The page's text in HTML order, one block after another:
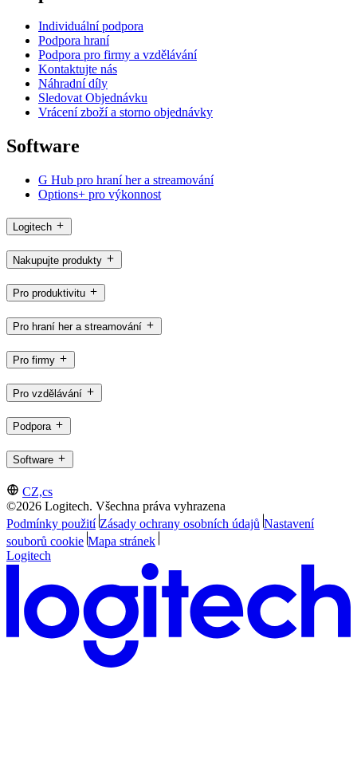
Individuální podpora
Podpora hraní
Podpora pro firmy a vzdělávání
Kontaktujte nás
Náhradní díly
Sledovat Objednávku
Vrácení zboží a storno objednávky
Software
G Hub pro hraní her a streamování
Options+ pro výkonnost
Logitech
Nakupujte produkty
Pro produktivitu
Pro hraní her a streamování
Pro firmy
Pro vzdělávání
Podpora
Software
CZ,cs
©2026 Logitech. Všechna práva vyhrazena
Podmínky použití Zásady ochrany osobních údajů Nastavení
souborů cookie Mapa stránek
Logitech